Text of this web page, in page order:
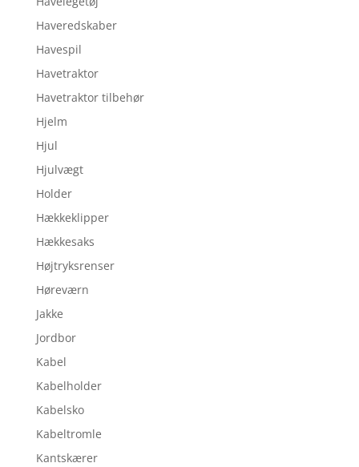
Haveredskaber
Havespil
Havetraktor
Havetraktor tilbehør
Hjelm
Hjul
Hjulvægt
Holder
Hækkeklipper
Hækkesaks
Højtryksrenser
Høreværn
Jakke
Jordbor
Kabel
Kabelholder
Kabelsko
Kabeltromle
Kantskærer